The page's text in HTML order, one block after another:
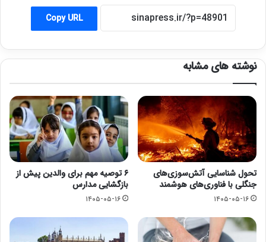
Copy URL
نوشته های مشابه
تحول شناسایی آتش‌سوزی‌های
جنگلی با فناوری‌های هوشمند
۱۴۰۵-۰۵-۱۶
۶ توصیه مهم برای والدین پیش از
بازگشایی مدارس
۱۴۰۵-۰۵-۱۶